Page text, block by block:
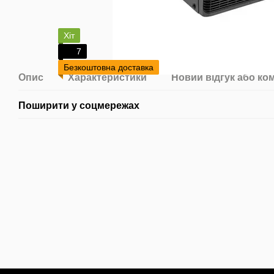
Хіт
7
Безкоштовна доставка
Опис Характеристики Новий відгук або
Поширити у соцмережах